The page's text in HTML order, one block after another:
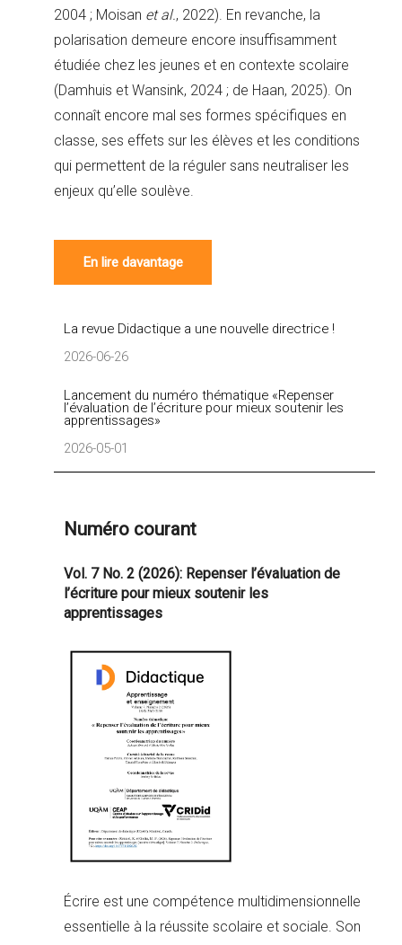
2004 ; Moisan et al., 2022). En revanche, la
polarisation demeure encore insuffisamment
étudiée chez les jeunes et en contexte scolaire
(Damhuis et Wansink, 2024 ; de Haan, 2025). On
connaît encore mal ses formes spécifiques en
classe, ses effets sur les élèves et les conditions
qui permettent de la réguler sans neutraliser les
enjeux qu’elle soulève.
En lire davantage
La revue Didactique a une nouvelle directrice !
2026-06-26
Lancement du numéro thématique «Repenser
l’évaluation de l’écriture pour mieux soutenir les
apprentissages»
2026-05-01
Numéro courant
Vol. 7 No. 2 (2026): Repenser l’évaluation de
l’écriture pour mieux soutenir les
apprentissages
Écrire est une compétence multidimensionnelle
essentielle à la réussite scolaire et sociale. Son